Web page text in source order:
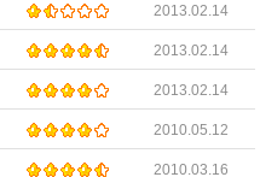
2013.02.14
2013.02.14
2013.02.14
2010.05.12
2010.03.16